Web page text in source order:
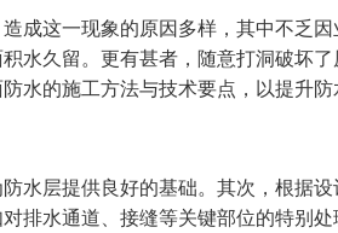
成这一现象的原因多样，其中不乏
水久留。更有甚者，随意打洞破坏
水的施工方法与技术要点，以提升
水层提供良好的基础。其次，根据
排水通道、接缝等关键部位的特别